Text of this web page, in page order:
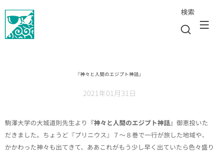
検索
『神々と人間のエジプト神話』
2021年01月31日
駒澤大学の大城道則先生より 『神々と人間のエジプト神話』 御恵投いた
だきました。ちょうど『プリニウス』７〜８巻で一行が旅した地域や、
かかわった神々も出てきて、ああこれがもう少し早く出ていたら色々盛り